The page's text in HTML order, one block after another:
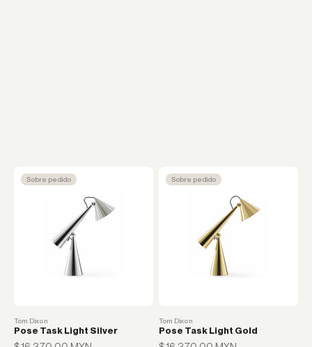
Sobre pedido
Tom Dixon
Pose Task Light Silver
Sobre pedido
Tom Dixon
Pose Task Light Gold